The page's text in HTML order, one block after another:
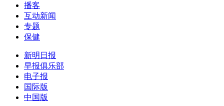
播客
互动新闻
专题
保健
新明日报
早报俱乐部
电子报
国际版
中国版